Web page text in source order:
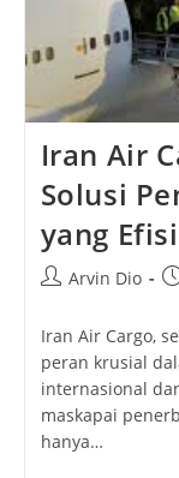
Iran Air
Solusi
yang
PostArvin Dio
Iran Air Cargo,
peran krusial
internasional
maskapai
hanya…